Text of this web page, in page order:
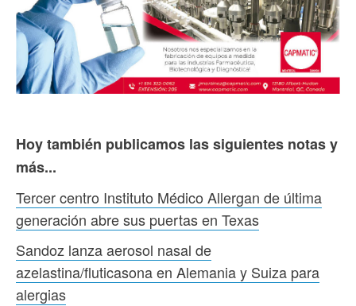
Hoy también publicamos las siguientes notas y
más...
Tercer centro Instituto Médico Allergan de última
generación abre sus puertas en Texas
Sandoz lanza aerosol nasal de
azelastina/fluticasona en Alemania y Suiza para
alergias